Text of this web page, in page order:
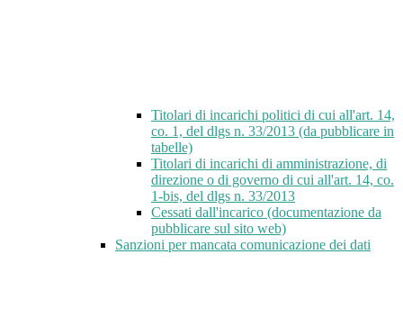
Titolari di incarichi politici di cui all'art. 14,
co. 1, del dlgs n. 33/2013 (da pubblicare in
tabelle)
Titolari di incarichi di amministrazione, di
direzione o di governo di cui all'art. 14, co.
1-bis, del dlgs n. 33/2013
Cessati dall'incarico (documentazione da
pubblicare sul sito web)
Sanzioni per mancata comunicazione dei dati